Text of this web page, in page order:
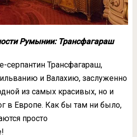
Румынии: Трансфагараш
серпантин Трансфагараш,
и Валахию, заслуженно
из самых красивых, но и
в Европе. Как бы там ни было,
просто